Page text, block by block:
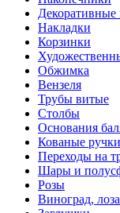
Декоративные
Накладки
Корзинки
Обжимка
Вензеля
Трубы витые
Столбы
Основания
Кованые ручки
Переходы на
Шары и
Розы
Виноград, лоза